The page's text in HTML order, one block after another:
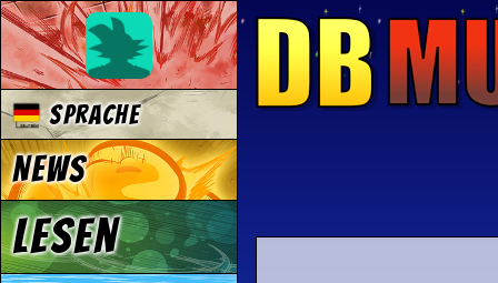
Sprache
News
Lesen